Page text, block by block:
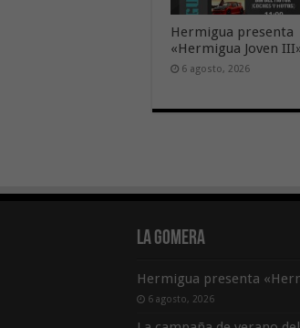
Hermigua presenta
«Hermigua Joven
6 agosto, 2026
La Gomera
Hermigua presenta
6 agosto, 2026